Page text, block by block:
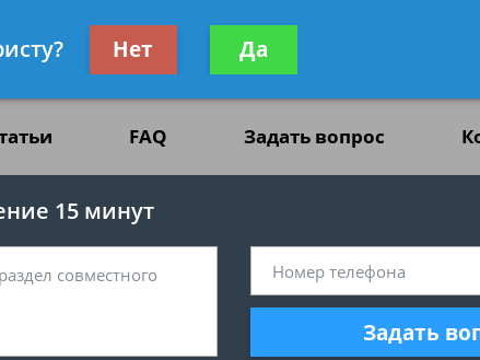
Получите консультацию
бесплатно
FAQ Задать вопрос
15 минут
Задать
Нет Да